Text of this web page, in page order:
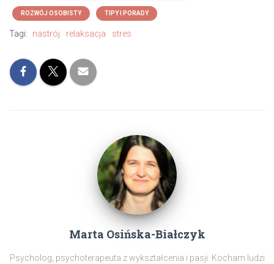
ROZWÓJ OSOBISTY TIPY I PORADY
Tagi: nastrój relaksacja stres
Marta Osińska-Białczyk
Psycholog, psychoterapeuta z wykształcenia i pasji. Kocham ludzi